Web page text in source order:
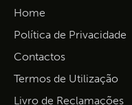
Home
Política de Privacidade
Contactos
Termos de Utilização
Livro de Reclamações